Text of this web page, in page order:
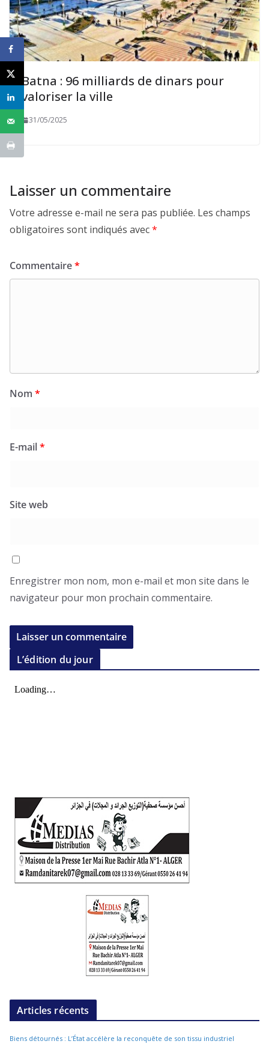
Batna : 96 milliards de dinars pour
valoriser la ville
31/05/2025
Laisser un commentaire
Votre adresse e-mail ne sera pas publiée. Les champs
obligatoires sont indiqués avec*
Commentaire*
Nom *
E-mail*
Site web
Enregistrer mon nom, mon e-mail et mon site dans le
navigateur pour mon prochain commentaire.
L’édition du jour
Articles récents
Biens détournés : L’État accélère la reconquête de son tissu industriel